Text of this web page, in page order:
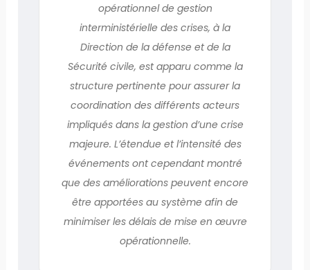
opérationnel de gestion
interministérielle des crises, à la
Direction de la défense et de la
Sécurité civile, est apparu comme la
structure pertinente pour assurer la
coordination des différents acteurs
impliqués dans la gestion d’une crise
majeure. L’étendue et l’intensité des
événements ont cependant montré
que des améliorations peuvent encore
être apportées au système afin de
minimiser les délais de mise en œuvre
opérationnelle.